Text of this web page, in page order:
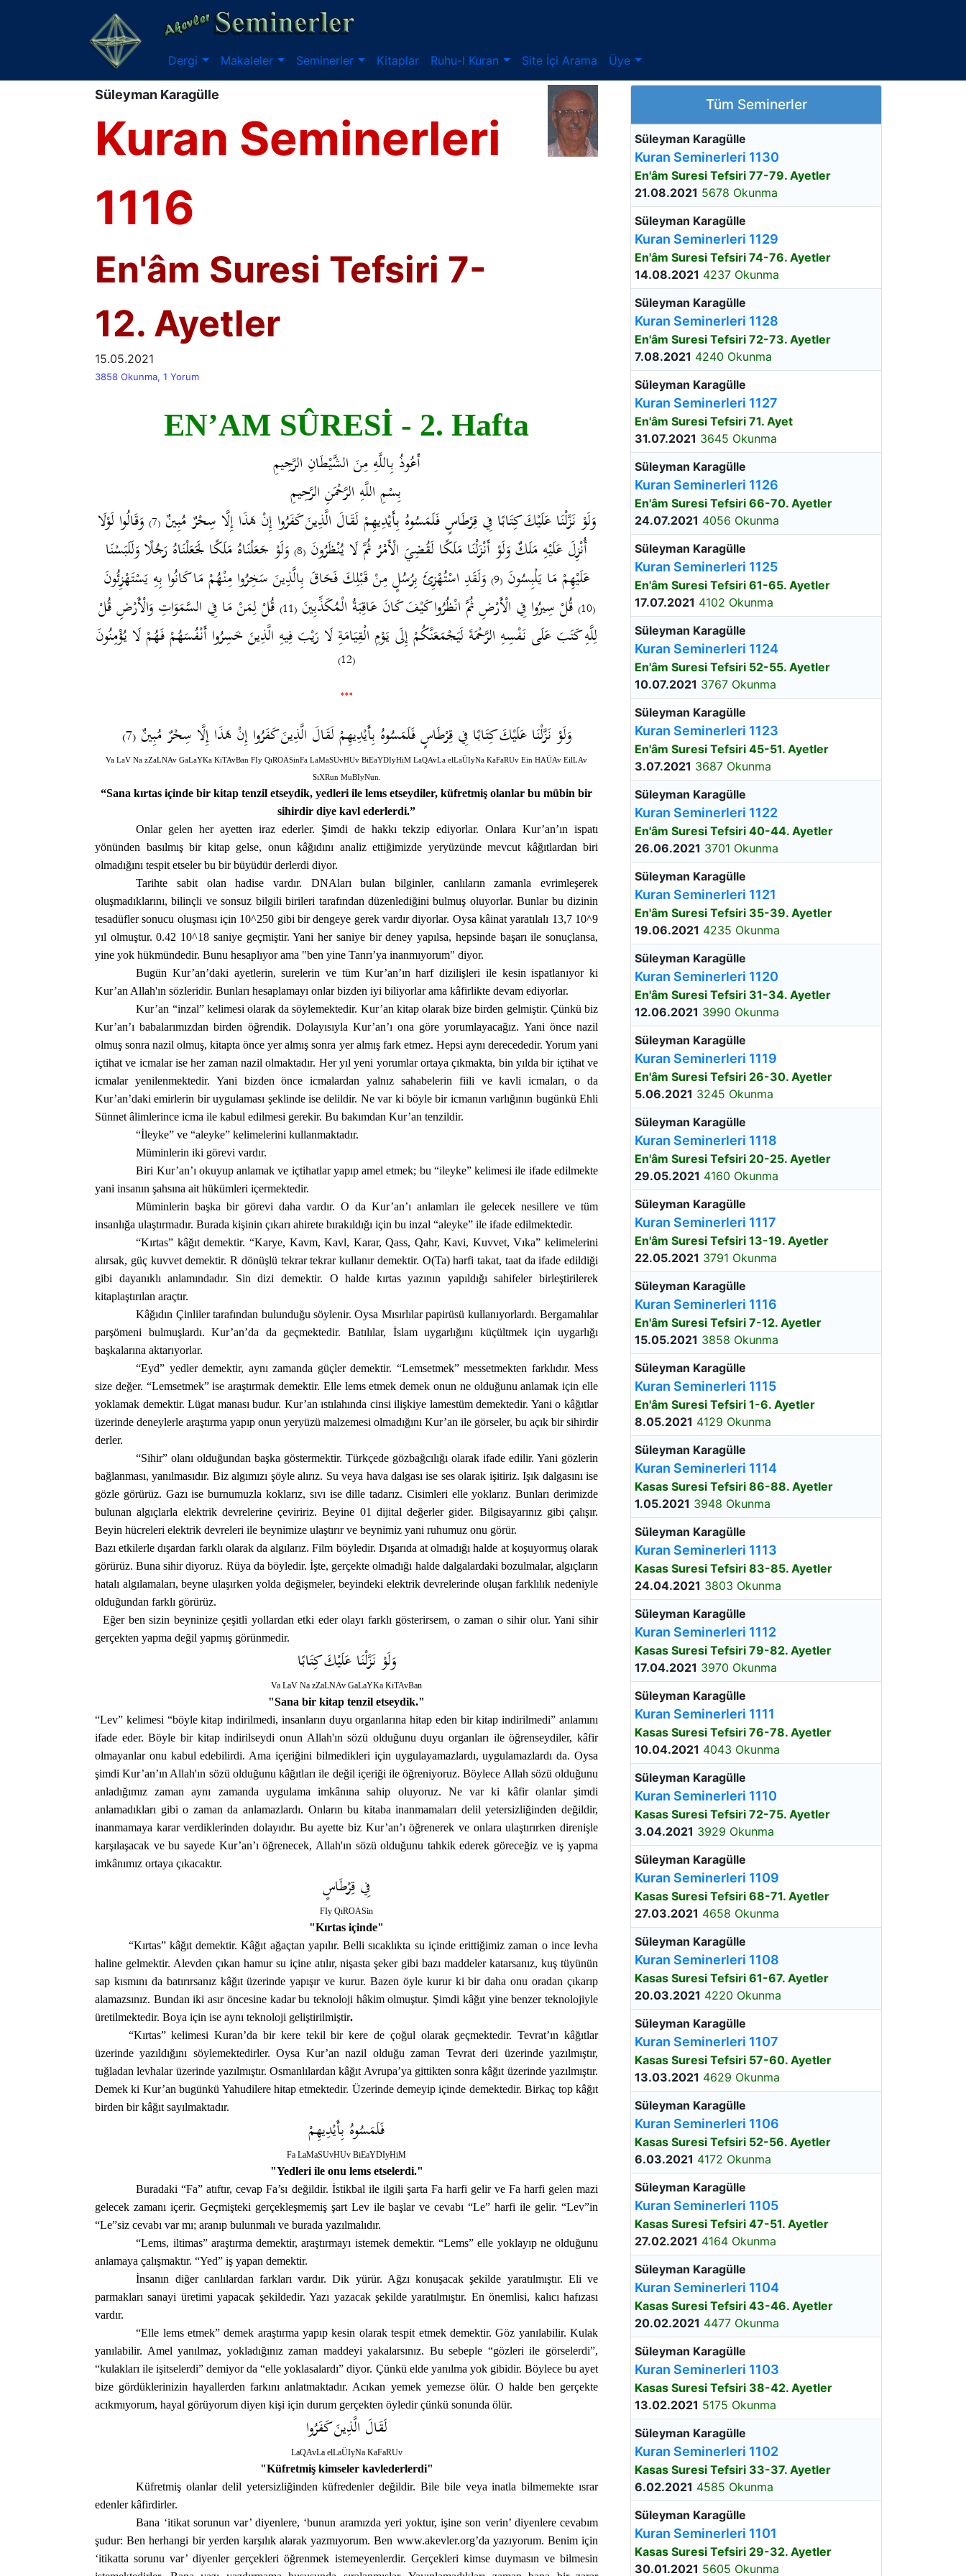
Dergi Makaleler Seminerler Kitaplar Ruhu-l Kuran Site İçi Arama Üye
Süleyman Karagülle
Kuran Seminerleri
1116
En'âm Suresi Tefsiri 7-
12. Ayetler
15.05.2021
3858 Okunma, 1 Yorum
EN’AM SÛRESİ - 2. Hafta
أَعُوذُ بِاللَّهِ مِنَ الشَّيْطَانِ الرَّجِيمِ
بِسْمِ اللَّهِ الرَّحْمَنِ الرَّحِيمِ
وَلَوْ نَزَّلْنَا عَلَيْكَ كِتَابًا فِي قِرْطَاسٍ فَلَمَسُوهُ بِأَيْدِيهِمْ لَقَالَ الَّذِينَ كَفَرُوا إِنْ هَذَا إِلَّا سِحْرٌ مُبِينٌ(7)
وَقَالُوا لَوْلَا
أُنْزِلَ عَلَيْهِ مَلَكٌ وَلَوْ أَنْزَلْنَا مَلَكًا لَقُضِيَ الْأَمْرُ ثُمَّ لَا يُنْظَرُونَ (8)
وَلَوْ جَعَلْنَاهُ مَلَكًا لَجَعَلْنَاهُ رَجُلًا وَلَلَبَسْنَا
عَلَيْهِمْ مَا يَلْبِسُونَ(9) وَلَقَدِ اسْتُهْزِئَ بِرُسُلٍ مِنْ قَبْلِكَ فَحَاقَ بِالَّذِينَ سَخِرُوا مِنْهُمْ مَا كَانُوا بِهِ يَسْتَهْزِئُونَ
(10) قُلْ سِيرُوا فِي الْأَرْضِ ثُمَّ انْظُرُوا كَيْفَ كَانَ عَاقِبَةُ الْمُكَذِّبِينَ(11)
قُلْ لِمَنْ مَا فِي السَّمَوَاتِ وَالْأَرْضِ قُلْ
لِلَّهِ كَتَبَ عَلَى نَفْسِهِ الرَّحْمَةَ لَيَجْمَعَنَّكُمْ إِلَى يَوْمِ الْقِيَامَةِ لَا رَيْبَ فِيهِ الَّذِينَ خَسِرُوا أَنْفُسَهُمْ فَهُمْ لَا يُؤْمِنُونَ
(12)
***
وَلَوْ نَزَّلْنَا عَلَيْكَ كِتَابًا فِي قِرْطَاسٍ فَلَمَسُوهُ بِأَيْدِيهِمْ لَقَالَ الَّذِينَ كَفَرُوا إِنْ هَذَا إِلَّا سِحْرٌ مُبِينٌ(7)
Va LaV Na zZaLNAv GaLaYKa KiTAvBan FIy QıROASinFa LaMaSUvHUv BiEaYDIyHiM LaQAvLa elLaÜIyNa KaFaRUv Ein HAÜAv EilLAv
SıXRun MuBIyNun.
“Sana kırtas içinde bir kitap tenzil etseydik, yedleri ile lems etseydiler, küfretmiş olanlar bu mübin bir
sihirdir diye kavl ederlerdi.”
Onlar gelen her ayetten iraz ederler. Şimdi de hakkı tekzip ediyorlar. Onlara Kur’an’ın ispatı
yönünden basılmış bir kitap gelse, onun kâğıdını analiz ettiğimizde yeryüzünde mevcut kâğıtlardan biri
olmadığını tespit etseler bu bir büyüdür derlerdi diyor.
Tarihte sabit olan hadise vardır. DNAları bulan bilginler, canlıların zamanla evrimleşerek
oluşmadıklarını, bilinçli ve sonsuz bilgili birileri tarafından düzenlediğini bulmuş oluyorlar. Bunlar bu dizinin
tesadüfler sonucu oluşması için 10^250 gibi bir dengeye gerek vardır diyorlar. Oysa kâinat yaratılalı 13,7 10^9
yıl olmuştur. 0.42 10^18 saniye geçmiştir. Yani her saniye bir deney yapılsa, hepsinde başarı ile sonuçlansa,
yine yok hükmündedir. Bunu hesaplıyor ama "ben yine Tanrı’ya inanmıyorum" diyor.
Bugün Kur’an’daki ayetlerin, surelerin ve tüm Kur’an’ın harf dizilişleri ile kesin ispatlanıyor ki
Kur’an Allah'ın sözleridir. Bunları hesaplamayı onlar bizden iyi biliyorlar ama kâfirlikte devam ediyorlar.
Kur’an “inzal” kelimesi olarak da söylemektedir. Kur’an kitap olarak bize birden gelmiştir. Çünkü biz
Kur’an’ı babalarımızdan birden öğrendik. Dolayısıyla Kur’an’ı ona göre yorumlayacağız. Yani önce nazil
olmuş sonra nazil olmuş, kitapta önce yer almış sonra yer almış fark etmez. Hepsi aynı derecededir. Yorum yani
içtihat ve icmalar ise her zaman nazil olmaktadır. Her yıl yeni yorumlar ortaya çıkmakta, bin yılda bir içtihat ve
icmalar yenilenmektedir. Yani bizden önce icmalardan yalnız sahabelerin fiili ve kavli icmaları, o da
Kur’an’daki emirlerin bir uygulaması şeklinde ise delildir. Ne var ki böyle bir icmanın varlığının bugünkü Ehli
Sünnet âlimlerince icma ile kabul edilmesi gerekir. Bu bakımdan Kur’an tenzildir.
“İleyke” ve “aleyke” kelimelerini kullanmaktadır.
Müminlerin iki görevi vardır.
Biri Kur’an’ı okuyup anlamak ve içtihatlar yapıp amel etmek; bu “ileyke” kelimesi ile ifade edilmekte
yani insanın şahsına ait hükümleri içermektedir.
Müminlerin başka bir görevi daha vardır. O da Kur’an’ı anlamları ile gelecek nesillere ve tüm
insanlığa ulaştırmadır. Burada kişinin çıkarı ahirete bırakıldığı için bu inzal “aleyke” ile ifade edilmektedir.
“Kırtas” kâğıt demektir. “Karye, Kavm, Kavl, Karar, Qass, Qahr, Kavi, Kuvvet, Vıka” kelimelerini
alırsak, güç kuvvet demektir. R dönüşlü tekrar tekrar kullanır demektir. O(Ta) harfi takat, taat da ifade edildiği
gibi dayanıklı anlamındadır. Sin dizi demektir. O halde kırtas yazının yapıldığı sahifeler birleştirilerek
kitaplaştırılan araçtır.
Kâğıdın Çinliler tarafından bulunduğu söylenir. Oysa Mısırlılar papirüsü kullanıyorlardı. Bergamalılar
parşömeni bulmuşlardı. Kur’an’da da geçmektedir. Batılılar, İslam uygarlığını küçültmek için uygarlığı
başkalarına aktarıyorlar.
“Eyd” yedler demektir, aynı zamanda güçler demektir. “Lemsetmek” messetmekten farklıdır. Mess
size değer. “Lemsetmek” ise araştırmak demektir. Elle lems etmek demek onun ne olduğunu anlamak için elle
yoklamak demektir. Lügat manası budur. Kur’an ıstılahında cinsi ilişkiye lamestüm demektedir. Yani o kâğıtlar
üzerinde deneylerle araştırma yapıp onun yeryüzü malzemesi olmadığını Kur’an ile görseler, bu açık bir sihirdir
derler.
“Sihir” olanı olduğundan başka göstermektir. Türkçede gözbağcılığı olarak ifade edilir. Yani gözlerin
bağlanması, yanılmasıdır. Biz algımızı şöyle alırız. Su veya hava dalgası ise ses olarak işitiriz. Işık dalgasını ise
gözle görürüz. Gazı ise burnumuzla koklarız, sıvı ise dille tadarız. Cisimleri elle yoklarız. Bunları derimizde
bulunan algıçlarla elektrik devrelerine çeviririz. Beyine 01 dijital değerler gider. Bilgisayarınız gibi çalışır.
Beyin hücreleri elektrik devreleri ile beynimize ulaştırır ve beynimiz yani ruhumuz onu görür.
Bazı etkilerle dışardan farklı olarak da algılarız. Film böyledir. Dışarıda at olmadığı halde at koşuyormuş olarak
görürüz. Buna sihir diyoruz. Rüya da böyledir. İşte, gerçekte olmadığı halde dalgalardaki bozulmalar, algıçların
hatalı algılamaları, beyne ulaşırken yolda değişmeler, beyindeki elektrik devrelerinde oluşan farklılık nedeniyle
olduğundan farklı görürüz.
Eğer ben sizin beyninize çeşitli yollardan etki eder olayı farklı gösterirsem, o zaman o sihir olur. Yani sihir
gerçekten yapma değil yapmış görünmedir.
وَلَوْ نَزَّلْنَا عَلَيْكَ كِتَابًا
Va LaV Na zZaLNAv GaLaYKa KiTAvBan
"Sana bir kitap tenzil etseydik."
“Lev” kelimesi “böyle kitap indirilmedi, insanların duyu organlarına hitap eden bir kitap indirilmedi” anlamını
ifade eder. Böyle bir kitap indirilseydi onun Allah'ın sözü olduğunu duyu organları ile öğrenseydiler, kâfir
olmayanlar onu kabul edebilirdi. Ama içeriğini bilmedikleri için uygulayamazlardı, uygulamazlardı da. Oysa
şimdi Kur’an’ın Allah'ın sözü olduğunu kâğıtları ile değil içeriği ile öğreniyoruz. Böylece Allah sözü olduğunu
anladığımız zaman aynı zamanda uygulama imkânına sahip oluyoruz. Ne var ki kâfir olanlar şimdi
anlamadıkları gibi o zaman da anlamazlardı. Onların bu kitaba inanmamaları delil yetersizliğinden değildir,
inanmamaya karar verdiklerinden dolayıdır. Bu ayette biz Kur’an’ı öğrenerek ve onlara ulaştırırken direnişle
karşılaşacak ve bu sayede Kur’an’ı öğrenecek, Allah'ın sözü olduğunu tahkik ederek göreceğiz ve iş yapma
imkânımız ortaya çıkacaktır.
فِي قِرْطَاسٍ
FIy QıROASin
"Kırtas içinde"
“Kırtas” kâğıt demektir. Kâğıt ağaçtan yapılır. Belli sıcaklıkta su içinde erittiğimiz zaman o ince levha
haline gelmektir. Alevden çıkan hamur su içine atılır, nişasta şeker gibi bazı maddeler katarsanız, kuş tüyünün
sap kısmını da batırırsanız kâğıt üzerinde yapışır ve kurur. Bazen öyle kurur ki bir daha onu oradan çıkarıp
alamazsınız. Bundan iki asır öncesine kadar bu teknoloji hâkim olmuştur. Şimdi kâğıt yine benzer teknolojiyle
üretilmektedir. Boya için ise aynı teknoloji geliştirilmiştir.
“Kırtas” kelimesi Kuran’da bir kere tekil bir kere de çoğul olarak geçmektedir. Tevrat’ın kâğıtlar
üzerinde yazıldığını söylemektedirler. Oysa Kur’an nazil olduğu zaman Tevrat deri üzerinde yazılmıştır,
tuğladan levhalar üzerinde yazılmıştır. Osmanlılardan kâğıt Avrupa’ya gittikten sonra kâğıt üzerinde yazılmıştır.
Demek ki Kur’an bugünkü Yahudilere hitap etmektedir. Üzerinde demeyip içinde demektedir. Birkaç top kâğıt
birden bir kâğıt sayılmaktadır.
فَلَمَسُوهُ بِأَيْدِيهِمْ
Fa LaMaSUvHUv BiEaYDIyHiM
"Yedleri ile onu lems etselerdi."
Buradaki “Fa” atıftır, cevap Fa’sı değildir. İstikbal ile ilgili şarta Fa harfi gelir ve Fa harfi gelen mazi
gelecek zamanı içerir. Geçmişteki gerçekleşmemiş şart Lev ile başlar ve cevabı “Le” harfi ile gelir. “Lev”in
“Le”siz cevabı var mı; aranıp bulunmalı ve burada yazılmalıdır.
“Lems, iltimas” araştırma demektir, araştırmayı istemek demektir. “Lems” elle yoklayıp ne olduğunu
anlamaya çalışmaktır. “Yed” iş yapan demektir.
İnsanın diğer canlılardan farkları vardır. Dik yürür. Ağzı konuşacak şekilde yaratılmıştır. Eli ve
parmakları sanayi üretimi yapacak şekildedir. Yazı yazacak şekilde yaratılmıştır. En önemlisi, kalıcı hafızası
vardır.
“Elle lems etmek” demek araştırma yapıp kesin olarak tespit etmek demektir. Göz yanılabilir. Kulak
yanılabilir. Amel yanılmaz, yokladığınız zaman maddeyi yakalarsınız. Bu sebeple “gözleri ile görselerdi”,
“kulakları ile işitselerdi” demiyor da “elle yoklasalardı” diyor. Çünkü elde yanılma yok gibidir. Böylece bu ayet
bize gördüklerinizin hayallerden farkını anlatmaktadır. Acıkan yemek yemezse ölür. O halde ben gerçekte
acıkmıyorum, hayal görüyorum diyen kişi için durum gerçekten öyledir çünkü sonunda ölür.
لَقَالَ الَّذِينَ كَفَرُوا
LaQAvLa elLaÜIyNa KaFaRUv
"Küfretmiş kimseler kavlederlerdi"
Küfretmiş olanlar delil yetersizliğinden küfredenler değildir. Bile bile veya inatla bilmemekte ısrar
edenler kâfirdirler.
Bana ‘itikat sorunun var’ diyenlere, ‘bunun aramızda yeri yoktur, işine son verin’ diyenlere cevabım
şudur: Ben herhangi bir yerden karşılık alarak yazmıyorum. Ben www.akevler.org’da yazıyorum. Benim için
‘itikatta sorunu var’ diyenler gerçekleri öğrenmek istemeyenlerdir. Gerçekleri kimse duymasın ve bilmesin
Tüm Seminerler
Süleyman Karagülle
Kuran Seminerleri 1130
En'âm Suresi Tefsiri 77-79. Ayetler
21.08.2021 5678 Okunma
Süleyman Karagülle
Kuran Seminerleri 1129
En'âm Suresi Tefsiri 74-76. Ayetler
14.08.2021 4237 Okunma
Süleyman Karagülle
Kuran Seminerleri 1128
En'âm Suresi Tefsiri 72-73. Ayetler
7.08.2021 4240 Okunma
Süleyman Karagülle
Kuran Seminerleri 1127
En'âm Suresi Tefsiri 71. Ayet
31.07.2021 3645 Okunma
Süleyman Karagülle
Kuran Seminerleri 1126
En'âm Suresi Tefsiri 66-70. Ayetler
24.07.2021 4056 Okunma
Süleyman Karagülle
Kuran Seminerleri 1125
En'âm Suresi Tefsiri 61-65. Ayetler
17.07.2021 4102 Okunma
Süleyman Karagülle
Kuran Seminerleri 1124
En'âm Suresi Tefsiri 52-55. Ayetler
10.07.2021 3767 Okunma
Süleyman Karagülle
Kuran Seminerleri 1123
En'âm Suresi Tefsiri 45-51. Ayetler
3.07.2021 3687 Okunma
Süleyman Karagülle
Kuran Seminerleri 1122
En'âm Suresi Tefsiri 40-44. Ayetler
26.06.2021 3701 Okunma
Süleyman Karagülle
Kuran Seminerleri 1121
En'âm Suresi Tefsiri 35-39. Ayetler
19.06.2021 4235 Okunma
Süleyman Karagülle
Kuran Seminerleri 1120
En'âm Suresi Tefsiri 31-34. Ayetler
12.06.2021 3990 Okunma
Süleyman Karagülle
Kuran Seminerleri 1119
En'âm Suresi Tefsiri 26-30. Ayetler
5.06.2021 3245 Okunma
Süleyman Karagülle
Kuran Seminerleri 1118
En'âm Suresi Tefsiri 20-25. Ayetler
29.05.2021 4160 Okunma
Süleyman Karagülle
Kuran Seminerleri 1117
En'âm Suresi Tefsiri 13-19. Ayetler
22.05.2021 3791 Okunma
Süleyman Karagülle
Kuran Seminerleri 1116
En'âm Suresi Tefsiri 7-12. Ayetler
15.05.2021 3858 Okunma
Süleyman Karagülle
Kuran Seminerleri 1115
En'âm Suresi Tefsiri 1-6. Ayetler
8.05.2021 4129 Okunma
Süleyman Karagülle
Kuran Seminerleri 1114
Kasas Suresi Tefsiri 86-88. Ayetler
1.05.2021 3948 Okunma
Süleyman Karagülle
Kuran Seminerleri 1113
Kasas Suresi Tefsiri 83-85. Ayetler
24.04.2021 3803 Okunma
Süleyman Karagülle
Kuran Seminerleri 1112
Kasas Suresi Tefsiri 79-82. Ayetler
17.04.2021 3970 Okunma
Süleyman Karagülle
Kuran Seminerleri 1111
Kasas Suresi Tefsiri 76-78. Ayetler
10.04.2021 4043 Okunma
Süleyman Karagülle
Kuran Seminerleri 1110
Kasas Suresi Tefsiri 72-75. Ayetler
3.04.2021 3929 Okunma
Süleyman Karagülle
Kuran Seminerleri 1109
Kasas Suresi Tefsiri 68-71. Ayetler
27.03.2021 4658 Okunma
Süleyman Karagülle
Kuran Seminerleri 1108
Kasas Suresi Tefsiri 61-67. Ayetler
20.03.2021 4220 Okunma
Süleyman Karagülle
Kuran Seminerleri 1107
Kasas Suresi Tefsiri 57-60. Ayetler
13.03.2021 4629 Okunma
Süleyman Karagülle
Kuran Seminerleri 1106
Kasas Suresi Tefsiri 52-56. Ayetler
6.03.2021 4172 Okunma
Süleyman Karagülle
Kuran Seminerleri 1105
Kasas Suresi Tefsiri 47-51. Ayetler
27.02.2021 4164 Okunma
Süleyman Karagülle
Kuran Seminerleri 1104
Kasas Suresi Tefsiri 43-46. Ayetler
20.02.2021 4477 Okunma
Süleyman Karagülle
Kuran Seminerleri 1103
Kasas Suresi Tefsiri 38-42. Ayetler
13.02.2021 5175 Okunma
Süleyman Karagülle
Kuran Seminerleri 1102
Kasas Suresi Tefsiri 33-37. Ayetler
6.02.2021 4585 Okunma
Süleyman Karagülle
Kuran Seminerleri 1101
Kasas Suresi Tefsiri 29-32. Ayetler
30.01.2021 5605 Okunma